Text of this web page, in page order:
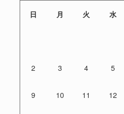
日 月 火 水
2 3 4 5
9 10 11 12